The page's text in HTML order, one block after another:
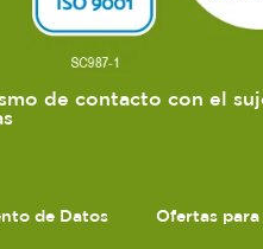
de contacto con el
de Datos
Ofertas